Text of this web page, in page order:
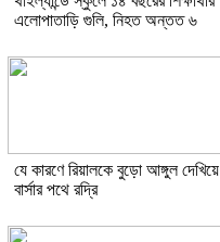
এলোপাতাড়ি গুলি, নিহত অন্তত ৬
যে কারণে রিয়ালকে বুড়ো আঙ্গুল দেখিয়ে
বার্সার পথে রদ্রি